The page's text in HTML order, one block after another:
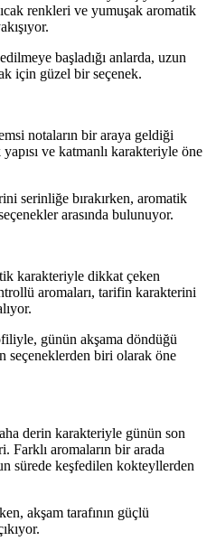
renkleri ve yumuşak aromatik
başladığı anlarda, uzun
için güzel bir seçenek.
notaların bir araya geldiği
ve katmanlı karakteriyle öne
serinliğe bırakırken, aromatik
arasında bulunuyor.
karakteriyle dikkat çeken
aromaları, tarifin karakterini
günün akşama döndüğü
seçeneklerden biri olarak öne
derin karakteriyle günün son
Farklı aromaların bir arada
sürede keşfedilen kokteyllerden
akşam tarafının güçlü